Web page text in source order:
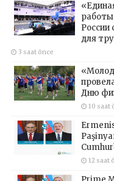
работы
для
3 saat önce
Дню
10 saat
12 saat